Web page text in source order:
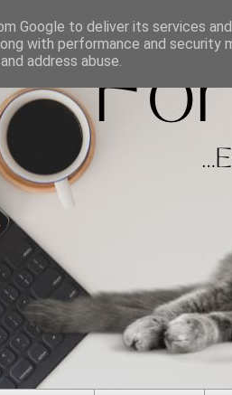
Google to deliver its services
with performance and
address abuse.